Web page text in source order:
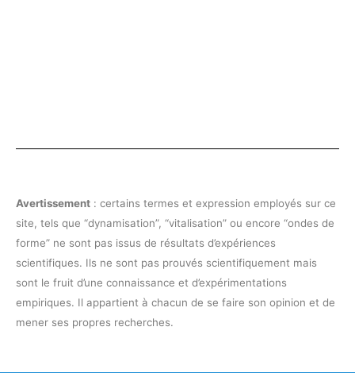
Avertissement : certains termes et expression employés sur ce
site, tels que “dynamisation”, “vitalisation” ou encore “ondes de
forme” ne sont pas issus de résultats d’expériences
scientifiques. Ils ne sont pas prouvés scientifiquement mais
sont le fruit d’une connaissance et d’expérimentations
empiriques. Il appartient à chacun de se faire son opinion et de
mener ses propres recherches.